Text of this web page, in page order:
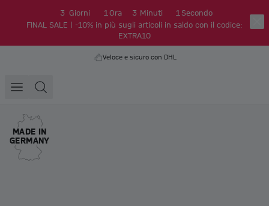
3 Giorni 1 Ora 3 Minuti 0 Secondi
FINAL SALE | -10% in più sugli articoli in saldo con il codice:
EXTRA10
Veloce e sicuro con DHL
MADE IN
GERMANY